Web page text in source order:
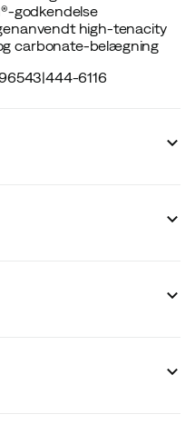
godkendelse
high-tenacity
carbonate-belægning
|444-6116